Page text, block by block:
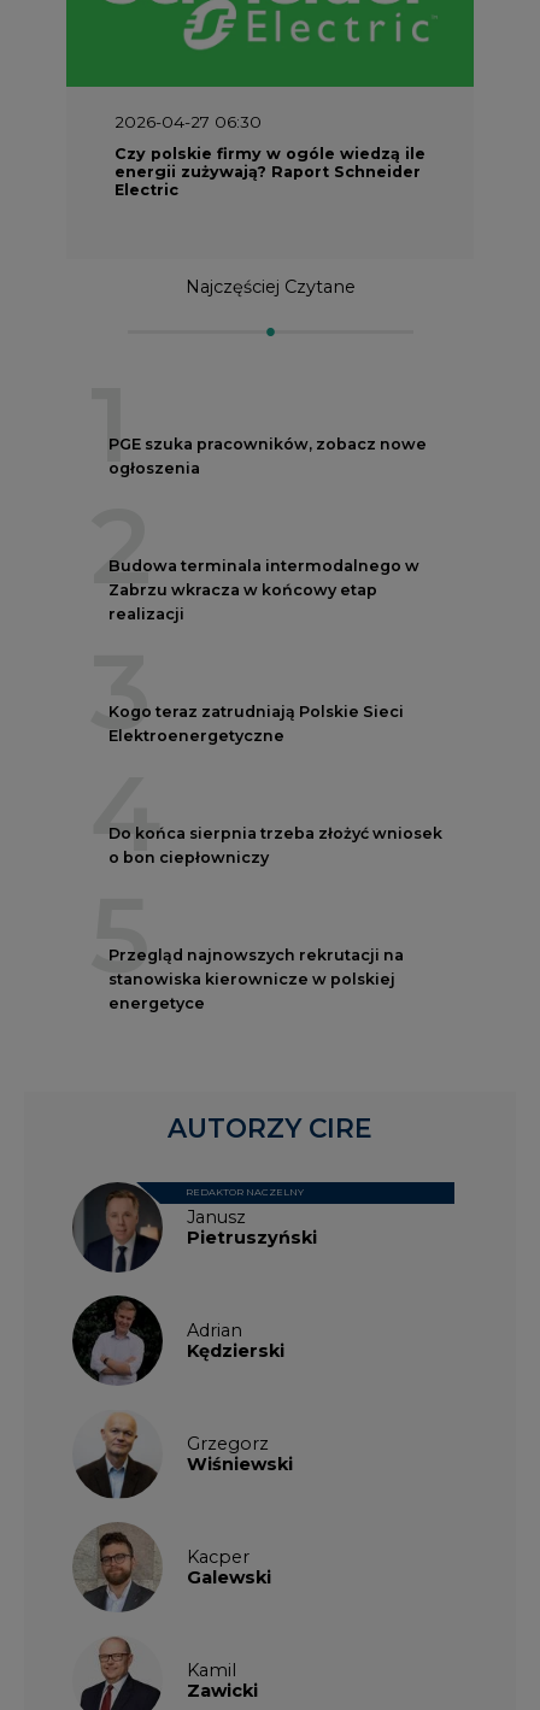
2026-04-27 06:30
Czy polskie firmy w ogóle wiedzą ile
energii zużywają? Raport Schneider
Electric
Najczęściej Czytane
1
PGE szuka pracowników, zobacz nowe
ogłoszenia
2
Budowa terminala intermodalnego w
Zabrzu wkracza w końcowy etap
realizacji
3
Kogo teraz zatrudniają Polskie Sieci
Elektroenergetyczne
4
Do końca sierpnia trzeba złożyć wniosek
o bon ciepłowniczy
5
Przegląd najnowszych rekrutacji na
stanowiska kierownicze w polskiej
energetyce
Janusz
Pietruszyński
REDAKTOR NACZELNY
Adrian
Kędzierski
Grzegorz
Wiśniewski
Kacper
Galewski
Kamil
Zawicki
AUTORZY CIRE